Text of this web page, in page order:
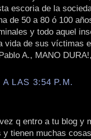
escoria de la
de 50 a 80 ó 100
y todo aquel
vida de sus víctimas
A., MANO
LAS 3:54 P.M.
q entro a tu blog y
tienen muchas